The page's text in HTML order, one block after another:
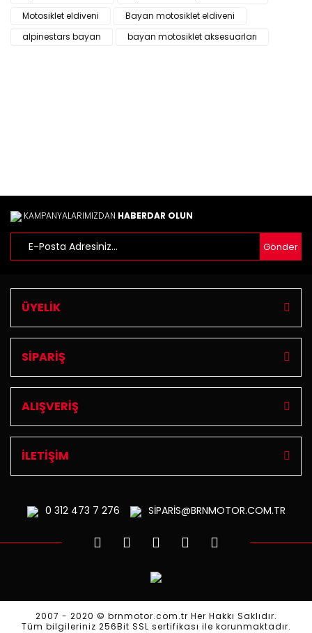
Yorum Yaz
Ürün resmi kalitesiz, bozuk veya görüntülenemiyor.
Ürün açıklamasında eksik bilgiler bulunuyor.
Motosiklet eldiveni
Bayan motosiklet eldiveni
alpinestars bayan
bayan motosiklet aksesuarları
KAMPANYALARIMIZDAN HABERDAR OLUN
Gönder
ÜYELİK
SİPARİŞ
ALIŞVERİŞ
İLETİŞİM
0 312473 7 276 SİPARİS@BRNMOTOR.COM.TR
2007 - 2020 © brnmotor.com.tr Her Hakkı Saklıdır.
Tüm bilgileriniz 256Bit SSL sertifikası ile korunmaktadır.